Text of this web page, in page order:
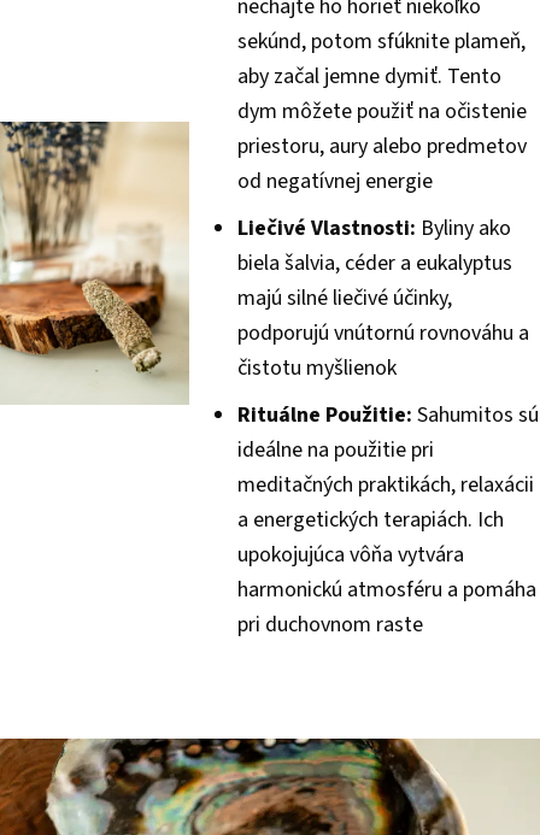
nechajte ho horieť niekoľko
sekúnd, potom sfúknite plameň,
aby začal jemne dymiť. Tento
dym môžete použiť na očistenie
priestoru, aury alebo predmetov
od negatívnej energie
Liečivé Vlastnosti: Byliny ako
biela šalvia, céder a eukalyptus
majú silné liečivé účinky,
podporujú vnútornú rovnováhu a
čistotu myšlienok
Rituálne Použitie: Sahumitos sú
ideálne na použitie pri
meditačných praktikách, relaxácii
a energetických terapiách. Ich
upokojujúca vôňa vytvára
harmonickú atmosféru a pomáha
pri duchovnom raste